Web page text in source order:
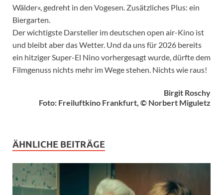
Wälder«, gedreht in den Vogesen. Zusätzliches Plus: ein
Biergarten.
Der wichtigste Darsteller im deutschen open air-Kino ist
und bleibt aber das Wetter. Und da uns für 2026 bereits
ein hitziger Super-El Nino vorhergesagt wurde, dürfte dem
Filmgenuss nichts mehr im Wege stehen. Nichts wie raus!
Birgit Roschy
Foto: Freiluftkino Frankfurt, © Norbert Miguletz
ÄHNLICHE BEITRÄGE